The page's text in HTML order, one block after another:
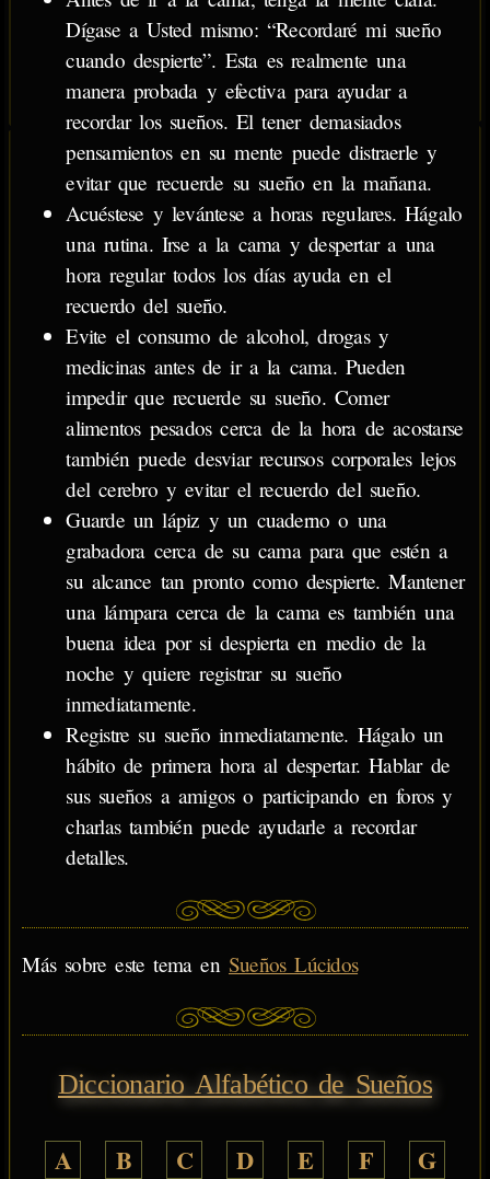
Dígase a Usted mismo: “Recordaré mi sueño
cuando despierte”. Esta es realmente una
manera probada y efectiva para ayudar a
recordar los sueños. El tener demasiados
pensamientos en su mente puede distraerle y
evitar que recuerde su sueño en la mañana.
Acuéstese y levántese a horas regulares. Hágalo
una rutina. Irse a la cama y despertar a una
hora regular todos los días ayuda en el
recuerdo del sueño.
Evite el consumo de alcohol, drogas y
medicinas antes de ir a la cama. Pueden
impedir que recuerde su sueño. Comer
alimentos pesados cerca de la hora de acostarse
también puede desviar recursos corporales lejos
del cerebro y evitar el recuerdo del sueño.
Guarde un lápiz y un cuaderno o una
grabadora cerca de su cama para que estén a
su alcance tan pronto como despierte. Mantener
una lámpara cerca de la cama es también una
buena idea por si despierta en medio de la
noche y quiere registrar su sueño
inmediatamente.
Registre su sueño inmediatamente. Hágalo un
hábito de primera hora al despertar. Hablar de
sus sueños a amigos o participando en foros y
charlas también puede ayudarle a recordar
detalles.
Más sobre este tema en Sueños Lúcidos
Diccionario Alfabético de Sueños
A B C D E F
G